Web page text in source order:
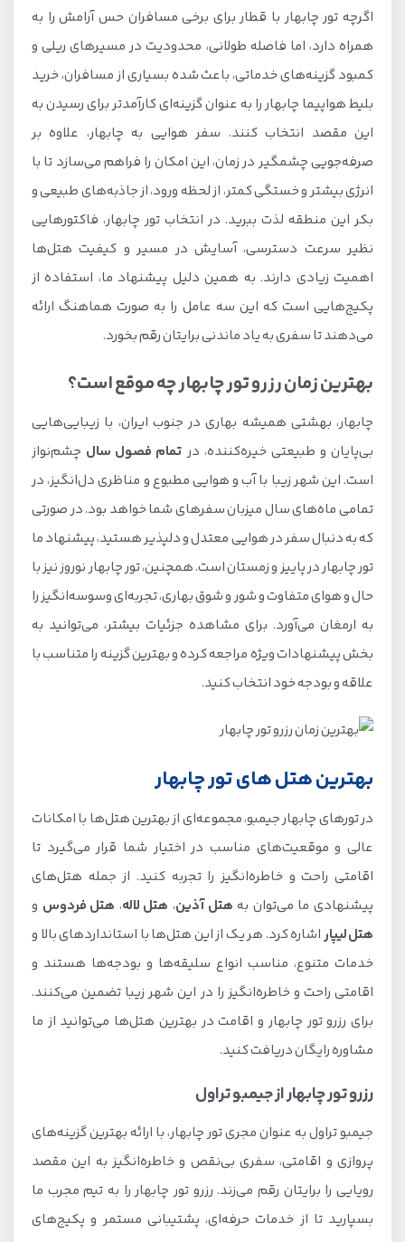
اگرچه تور چابهار با قطار برای برخی مسافران حس آرامش را به
همراه دارد، اما فاصله طولانی، محدودیت در مسیرهای ریلی و
کمبود گزینه‌های خدماتی، باعث شده بسیاری از مسافران، خرید
بلیط هواپیما چابهار را به عنوان گزینه‌ای کارآمدتر برای رسیدن به
این مقصد انتخاب کنند. سفر هوایی به چابهار، علاوه بر
صرفه‌جویی چشمگیر در زمان، این امکان را فراهم می‌سازد تا با
انرژی بیشتر و خستگی کمتر، از لحظه ورود، از جاذبه‌های طبیعی و
بکر این منطقه لذت ببرید. در انتخاب تور چابهار، فاکتورهایی
نظیر سرعت دسترسی، آسایش در مسیر و کیفیت هتل‌ها
اهمیت زیادی دارند. به همین دلیل پیشنهاد ما، استفاده از
پکیج‌هایی است که این سه عامل را به صورت هماهنگ ارائه
می‌دهند تا سفری به یاد ماندنی برایتان رقم بخورد.
بهترین زمان رزرو تور چابهار چه موقع است؟
چابهار، بهشتی همیشه بهاری در جنوب ایران، با زیبایی‌هایی
بی‌پایان و طبیعتی خیره‌کننده، در تمام فصول سال چشم‌نواز
است. این شهر زیبا با آب و هوایی مطبوع و مناظری دل‌انگیز، در
تمامی ماه‌های سال میزبان سفرهای شما خواهد بود. در صورتی
که به دنبال سفر در هوایی معتدل و دلپذیر هستید، پیشنهاد ما
تور چابهار در پاییز و زمستان است. همچنین، تور چابهار نوروز نیز با
حال و هوای متفاوت و شور و شوق بهاری، تجربه‌ای وسوسه‌انگیز را
به ارمغان می‌آورد. برای مشاهده جزئیات بیشتر، می‌توانید به
بخش پیشنهادات ویژه مراجعه کرده و بهترین گزینه را متناسب با
علاقه و بودجه خود انتخاب کنید.
بهترین هتل های تور چابهار
در تورهای چابهار جیمبو، مجموعه‌ای از بهترین هتل‌ها با امکانات
عالی و موقعیت‌های مناسب در اختیار شما قرار می‌گیرد تا
اقامتی راحت و خاطره‌انگیز را تجربه کنید. از جمله هتل‌های
پیشنهادی ما می‌توان به هتل آذین، هتل لاله، هتل فردوس و
هتل لیپار اشاره کرد. هر یک از این هتل‌ها با استانداردهای بالا و
خدمات متنوع، مناسب انواع سلیقه‌ها و بودجه‌ها هستند و
اقامتی راحت و خاطره‌انگیز را در این شهر زیبا تضمین می‌کنند.
برای رزرو تور چابهار و اقامت در بهترین هتل‌ها می‌توانید از ما
مشاوره رایگان دریافت کنید.
رزرو تور چابهار از جیمبو تراول
جیمبو تراول به عنوان مجری تور چابهار، با ارائه بهترین گزینه‌های
پروازی و اقامتی، سفری بی‌نقص و خاطره‌انگیز به این مقصد
رویایی را برایتان رقم می‌زند. رزرو تور چابهار را به تیم مجرب ما
بسپارید تا از خدمات حرفه‌ای، پشتیبانی مستمر و پکیج‌های